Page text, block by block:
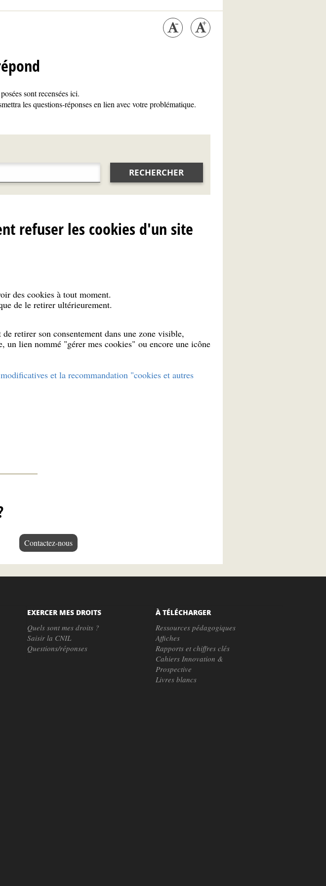
sont recensées ici.
les questions-réponses en lien avec votre problématique.
RECHERCHER
refuser les cookies d'un site
des cookies à tout moment.
de le retirer ultérieurement.
retirer son consentement dans une zone visible,
un lien nommé "gérer mes cookies" ou encore une icône
et la recommandation "cookies et autres
Contactez-nous
EXERCER MES DROITS
Quels sont mes droits ?
Saisir la CNIL
Questions/réponses
À TÉLÉCHARGER
Ressources pédagogiques
Affiches
Rapports et chiffres clés
Cahiers Innovation &
Prospective
Livres blancs